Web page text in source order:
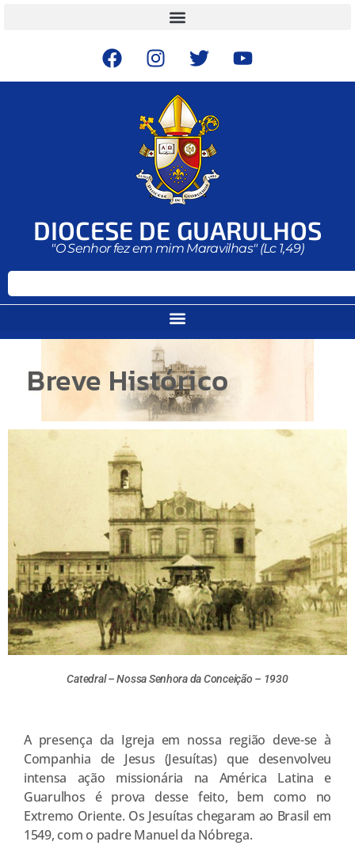
DIOCESE DE GUARULHOS
"O Senhor fez em mim Maravilhas" (Lc 1,49)
Breve Histórico
Catedral – Nossa Senhora da Conceição – 1930
A presença da Igreja em nossa região deve-se à
Companhia de Jesus (Jesuítas) que desenvolveu
intensa ação missionária na América Latina e
Guarulhos é prova desse feito, bem como no
Extremo Oriente. Os Jesuítas chegaram ao Brasil em
1549, com o padre Manuel da Nóbrega.